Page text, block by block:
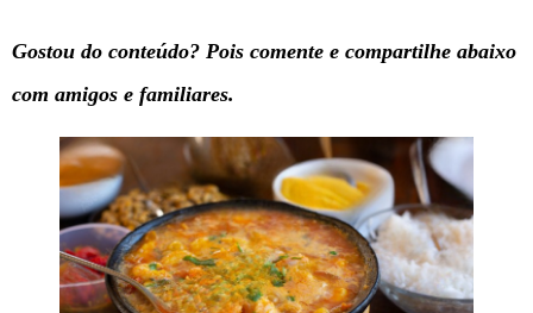
Gostou do conteúdo? Pois comente e compartilhe abaixo
com amigos e familiares.